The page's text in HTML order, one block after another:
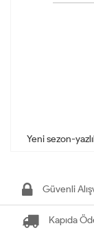
Yeni sezon-
Güvenli
Kapıda